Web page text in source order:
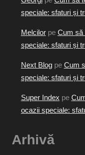
speciale: sfaturi și
Melcilorpe Cum să
speciale: sfaturi și
Next Blogpe Cum
speciale: sfaturi și
Super Index pe
ocazii speciale:
Arhivă